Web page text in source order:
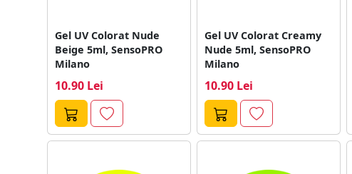
Gel UV Colorat Nude
Beige 5ml, SensoPRO
Milano
10.90 Lei
Gel UV Colorat Creamy
Nude 5ml, SensoPRO
Milano
10.90 Lei